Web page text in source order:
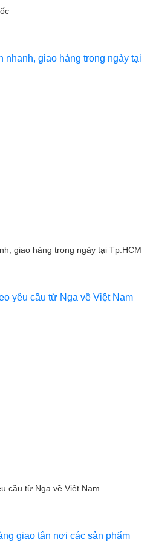
giao hàng trong ngày tại Tp.HCM
cầu từ Nga về Việt Nam